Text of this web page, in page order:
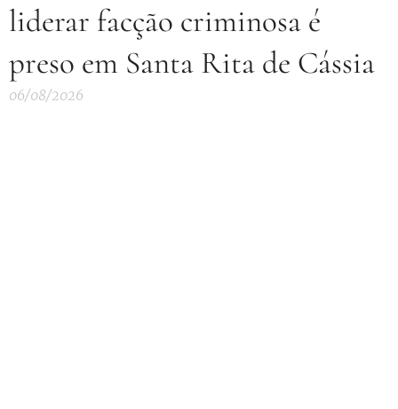
liderar facção criminosa é
preso em Santa Rita de Cássia
06/08/2026